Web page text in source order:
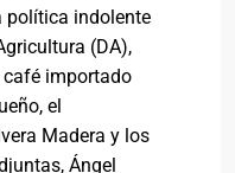
política indolente
(DA),
importado
el
Madera y los
Ángel